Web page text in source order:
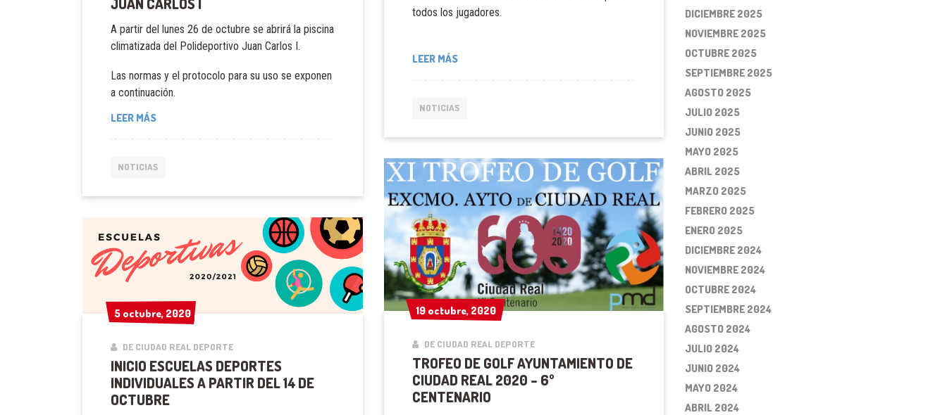
A partir del lunes 26 de octubre se abrirá la piscina
climatizada del Polideportivo Juan Carlos I.
Las normas y el protocolo para su uso se exponen
a continuación.
LEER MÁS
NOTICIAS
todos los jugadores.
LEER MÁS
NOTICIAS
19 octubre, 2020
19 octubre, 2020
DE CIUDAD REAL DEPORTE
TROFEO DE GOLF AYUNTAMIENTO DE
CIUDAD REAL 2020 – 6º
CENTENARIO
5 octubre, 2020
5 octubre, 2020
DE CIUDAD REAL DEPORTE
INICIO ESCUELAS DEPORTES
INDIVIDUALES A PARTIR DEL 14 DE
OCTUBRE
DICIEMBRE 2025
NOVIEMBRE 2025
OCTUBRE 2025
SEPTIEMBRE 2025
AGOSTO 2025
JULIO 2025
JUNIO 2025
MAYO 2025
ABRIL 2025
MARZO 2025
FEBRERO 2025
ENERO 2025
DICIEMBRE 2024
NOVIEMBRE 2024
OCTUBRE 2024
SEPTIEMBRE 2024
AGOSTO 2024
JULIO 2024
JUNIO 2024
MAYO 2024
ABRIL 2024